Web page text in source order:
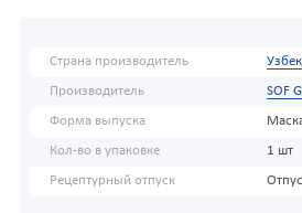
Страна производитель
Производитель SOF
Форма выпуска
Кол-во в упаковке 1 шт
Рецептурный отпуск